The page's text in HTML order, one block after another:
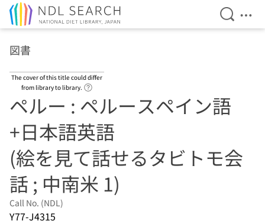
Open
図書
The cover of this title could differ
from library to library.
ペルー : ペルースペイン語
+日本語英語
(絵を見て話せるタビトモ会
話 ; 中南米 1)
Call No. (NDL)
Y77-J4315